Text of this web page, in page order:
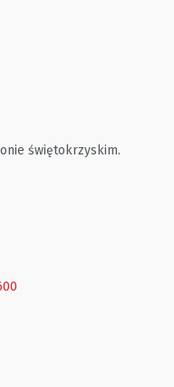
świętokrzyskim.